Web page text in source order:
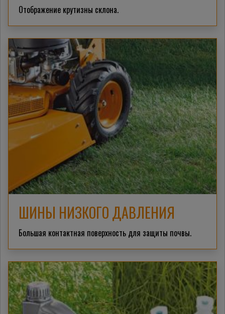
Отображение крутизны склона.
ШИНЫ НИЗКОГО ДАВЛЕНИЯ
Большая контактная поверхность для защиты почвы.